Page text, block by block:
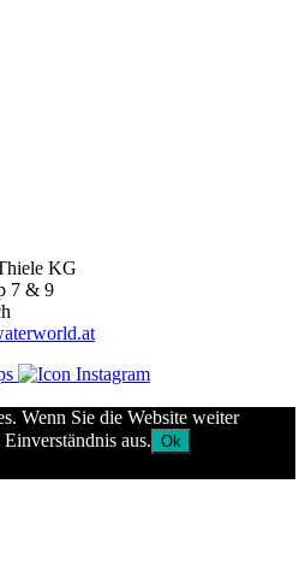
KG
7 & 9
Wenn Sie die Website weiter
aus. Ok